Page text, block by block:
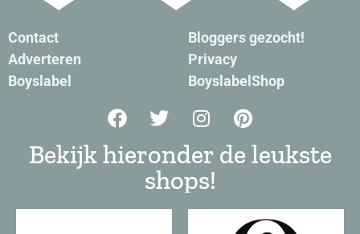
Contact
Adverteren
Boyslabel
Bloggers gezocht!
Privacy
BoyslabelShop
Bekijk hieronder de leukste
shops!